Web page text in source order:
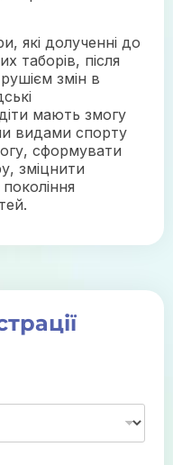
які долученні до
таборів, після
змін в
мають змогу
видами спорту
сформувати
зміцнити